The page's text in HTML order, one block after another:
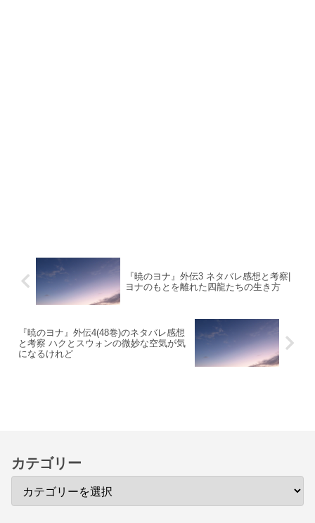
『暁のヨナ』外伝3 ネタバレ感想と考察|
ヨナのもとを離れた四龍たちの生き方
『暁のヨナ』外伝4(48巻)のネタバレ感想
と考察 ハクとスウォンの微妙な空気が気
になるけれど
カテゴリー